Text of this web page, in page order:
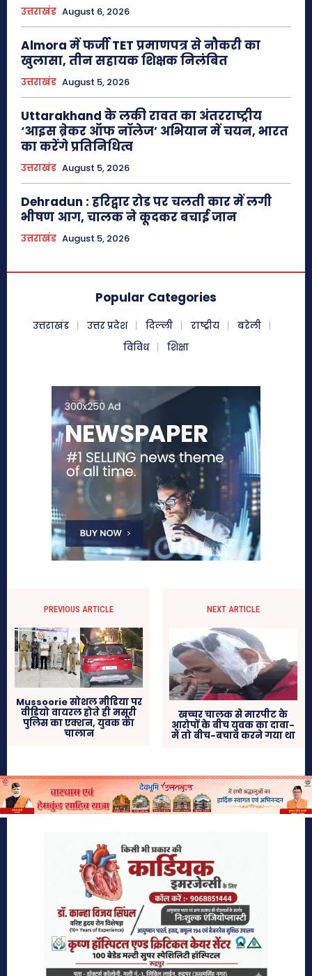
उत्तराखंड August 6, 2026
Almora में फर्जी TET प्रमाणपत्र से नौकरी का
खुलासा, तीन सहायक शिक्षक निलंबित
उत्तराखंड August 5, 2026
Uttarakhand के लकी रावत का अंतरराष्ट्रीय
‘आइस ब्रेकर ऑफ नॉलेज’ अभियान में चयन, भारत
का करेंगे प्रतिनिधित्व
उत्तराखंड August 5, 2026
Dehradun : हरिद्वार रोड पर चलती कार में लगी
भीषण आग, चालक ने कूदकर बचाई जान
उत्तराखंड August 5, 2026
Popular Categories
उत्तराखंड उत्तर प्रदेश दिल्ली राष्ट्रीय
बरेली
विविध
शिक्षा
PREVIOUS ARTICLE
Mussoorie सोशल मीडिया पर
वीडियो वायरल होते ही मसूरी
पुलिस का एक्शन, युवक का
चालान
NEXT ARTICLE
खच्चर चालक से मारपीट के
आरोपों के बीच युवक का दावा-
मैं तो बीच-बचाव करने गया था